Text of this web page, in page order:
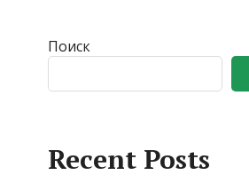
Поиск
Recent Posts